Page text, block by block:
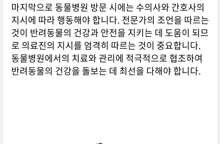
마지막으로 동물병원 방문 시에는 수의사와 간호사의
지시에 따라 행동해야 합니다. 전문가의 조언을 따르는
것이 반려동물의 건강과 안전을 지키는 데 도움이 되므
로 의료진의 지시를 엄격히 따르는 것이 중요합니다.
동물병원에서의 치료와 관리에 적극적으로 협조하여
반려동물의 건강을 돌보는 데 최선을 다해야 합니다.